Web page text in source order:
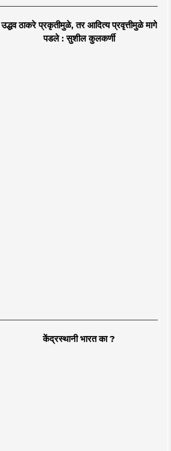
उद्धव ठाकरे प्रकृतीमुळे, तर आदित्य प्रवृत्तीमुळे मागे
पडले : सुशील कुलकर्णी
केंद्रस्थानी भारत का ?